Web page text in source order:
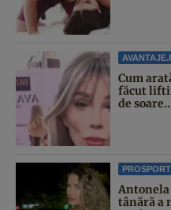
Cum
făcut
de
PROSPORT
tânără a